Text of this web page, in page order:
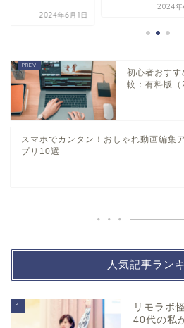
初心者おす
較：有料版（
スマホでカンタン！おしゃれ動画編集ア
プリ10選
人気記事ラン
1
リモラボ
40代の私